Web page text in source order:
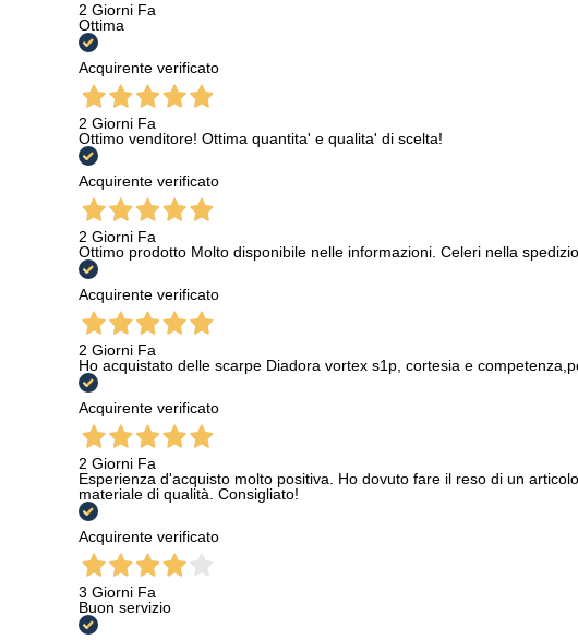
2 Giorni Fa
Ottima
Acquirente verificato
2 Giorni Fa
Ottimo venditore! Ottima quantita' e qualita' di scelta!
Acquirente verificato
2 Giorni Fa
Ottimo prodotto Molto disponibile nelle informazioni. Celeri nella
Acquirente verificato
2 Giorni Fa
Ho acquistato delle scarpe Diadora vortex s1p, cortesia e
Acquirente verificato
2 Giorni Fa
Esperienza d'acquisto molto positiva. Ho dovuto fare il reso di un
materiale di qualità. Consigliato!
Acquirente verificato
3 Giorni Fa
Buon servizio